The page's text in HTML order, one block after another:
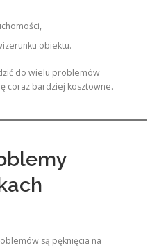
obiektu.
do wielu problemów
coraz bardziej kosztowne.
są pęknięcia na